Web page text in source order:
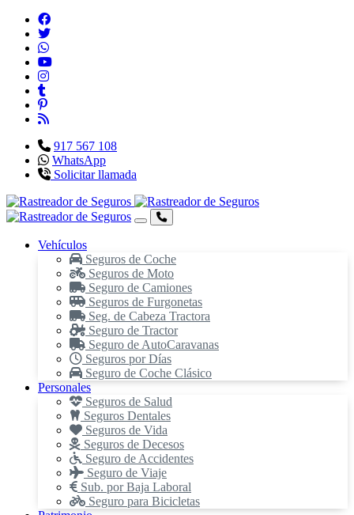
917 567 108
WhatsApp
Solicitar llamada
Vehículos
Seguros de Coche
Seguros de Moto
Seguro de Camiones
Seguros de Furgonetas
Seg. de Cabeza Tractora
Seguro de Tractor
Seguro de AutoCaravanas
Seguros por Días
Seguro de Coche Clásico
Personales
Seguros de Salud
Seguros Dentales
Seguros de Vida
Seguros de Decesos
Seguro de Accidentes
Seguro de Viaje
Sub. por Baja Laboral
Seguro para Bicicletas